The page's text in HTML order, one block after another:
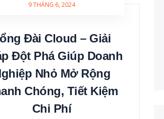
9 THÁNG 6, 2024
Đài Cloud – Giải
Đột Phá Giúp Doanh
Nhỏ Mở Rộng
Chóng, Tiết Kiệm
Chi Phí